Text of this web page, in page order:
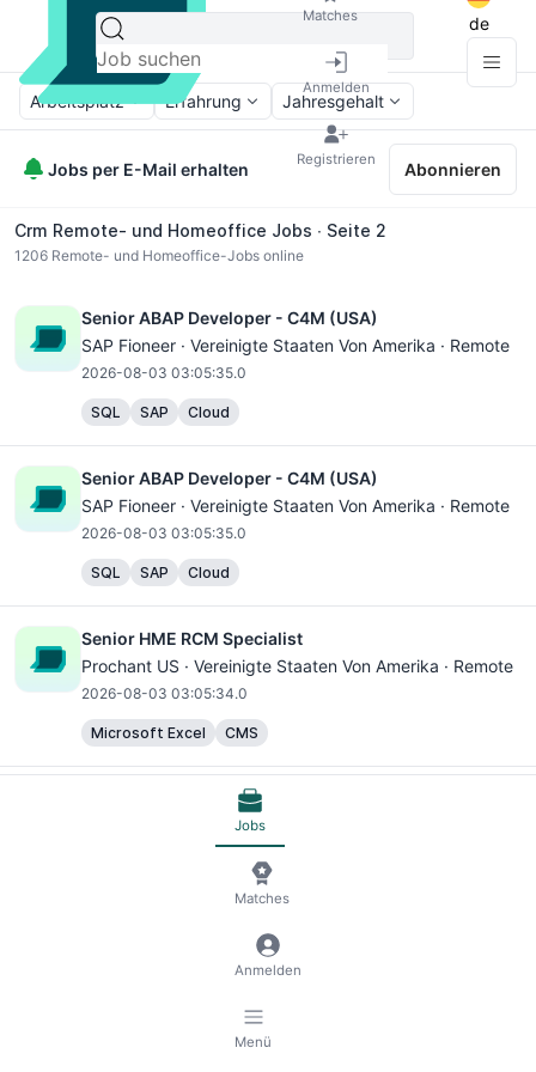
Matches
Anmelden
Registrieren
de
Arbeitsplatz Erfahrung Jahresgehalt
Jobs per E-Mail erhalten Abonnieren
Crm Remote- und Homeoffice Jobs ∙ Seite 2
1206 Remote- und Homeoffice-Jobs online
Senior ABAP Developer - C4M (USA)
SAP Fioneer · Vereinigte Staaten Von Amerika · Remote
2026-08-03 03:05:35.0
SQL SAP Cloud
Senior ABAP Developer - C4M (USA)
SAP Fioneer · Vereinigte Staaten Von Amerika · Remote
2026-08-03 03:05:35.0
SQL SAP Cloud
Senior HME RCM Specialist
Prochant US · Vereinigte Staaten Von Amerika · Remote
2026-08-03 03:05:34.0
Microsoft Excel CMS
Senior ABAP Developer - C4M (USA)
SAP Fioneer · Vereinigte Staaten Von Amerika · Remote
Senior HME RCM Specialist
2026-08-03 03:05:34.0
Jobs
Matches
Anmelden
Menü